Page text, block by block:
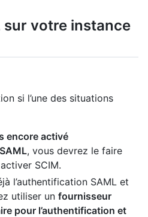
sur votre instance
si l’une des situations
encore activé
, vous devrez le faire
SCIM.
l’authentification SAML et
utiliser un fournisseur
pour l’authentification et